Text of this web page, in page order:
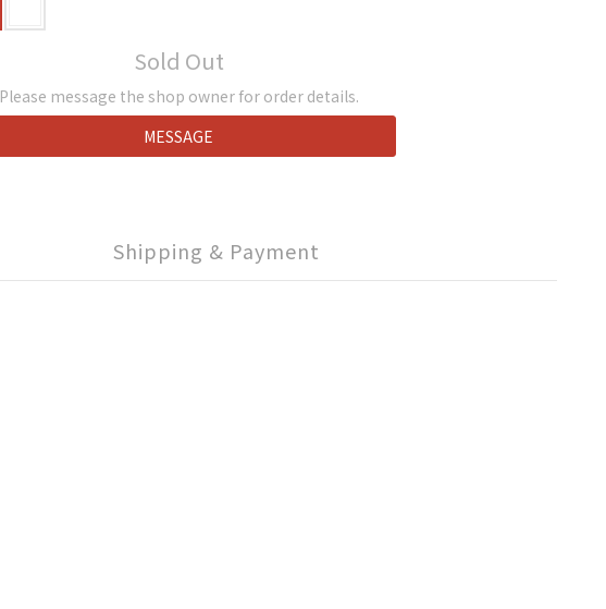
Sold Out
Please message the shop owner for order details.
MESSAGE
Shipping & Payment